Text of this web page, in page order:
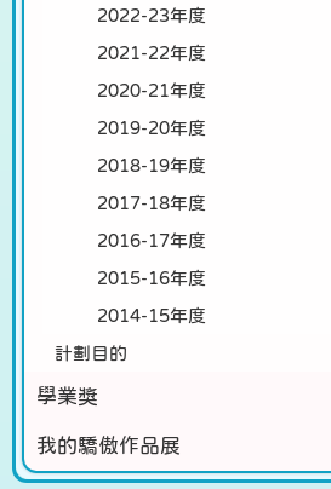
2022-23年度
2021-22年度
2020-21年度
2019-20年度
2018-19年度
2017-18年度
2016-17年度
2015-16年度
2014-15年度
計劃目的
學業獎
我的驕傲作品展